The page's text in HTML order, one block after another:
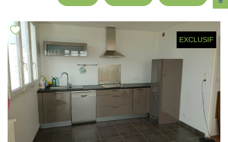
EXTRANET
EXCLUSIF